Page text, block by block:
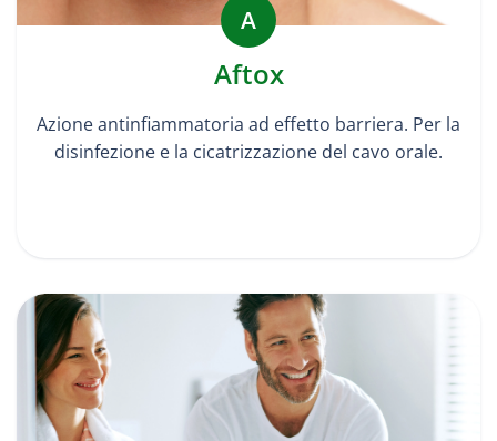
A
Aftox
Azione antinfiammatoria ad effetto barriera. Per la
disinfezione e la cicatrizzazione del cavo orale.